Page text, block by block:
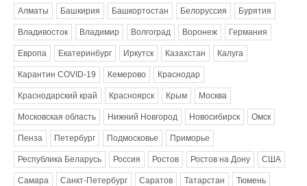
Алматы Башкирия Башкортостан Белоруссия Бурятия
Владивосток Владимир Волгоград Воронеж Германия
Европа Екатеринбург Иркутск Казахстан Калуга
Карантин COVID-19 Кемерово Краснодар
Краснодарский край Красноярск Крым Москва
Московская область Нижний Новгород Новосибирск Омск
Пенза Петербург Подмосковье Приморье
Республика Беларусь Россия Ростов Ростов на Дону США
Самара Санкт-Петербург Саратов Татарстан Тюмень